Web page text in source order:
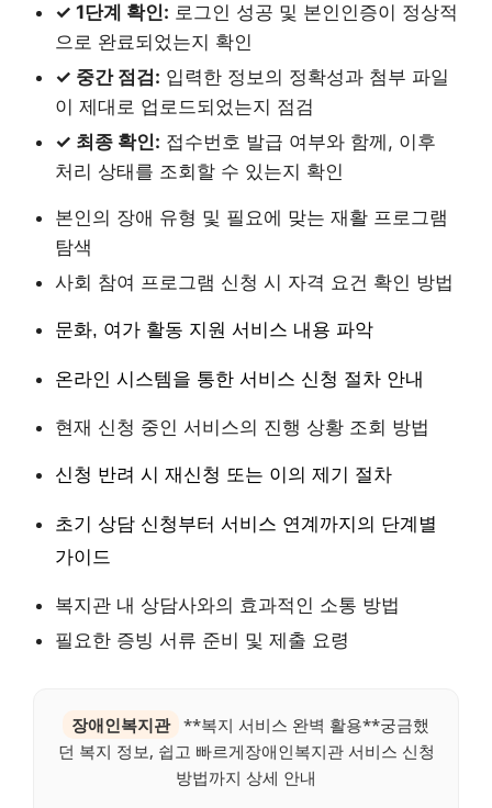
✓ 1단계 확인: 로그인 성공 및 본인인증이 정상적
으로 완료되었는지 확인
✓ 중간 점검: 입력한 정보의 정확성과 첨부 파일
이 제대로 업로드되었는지 점검
✓ 최종 확인: 접수번호 발급 여부와 함께, 이후
처리 상태를 조회할 수 있는지 확인
본인의 장애 유형 및 필요에 맞는 재활 프로그램
탐색
사회 참여 프로그램 신청 시 자격 요건 확인 방법
문화, 여가 활동 지원 서비스 내용 파악
온라인 시스템을 통한 서비스 신청 절차 안내
현재 신청 중인 서비스의 진행 상황 조회 방법
신청 반려 시 재신청 또는 이의 제기 절차
초기 상담 신청부터 서비스 연계까지의 단계별
가이드
복지관 내 상담사와의 효과적인 소통 방법
필요한 증빙 서류 준비 및 제출 요령
장애인복지관 **복지 서비스 완벽 활용**궁금했
던 복지 정보, 쉽고 빠르게장애인복지관 서비스 신청
방법까지 상세 안내